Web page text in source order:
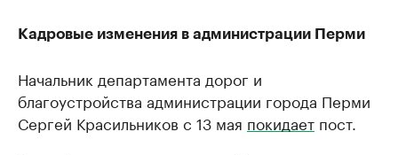
продавцы медийной продукции
Кадровые изменения в администрации Перми
Начальник департамента дорог и
благоустройства администрации города Перми
Сергей Красильников с 13 мая покидает пост.